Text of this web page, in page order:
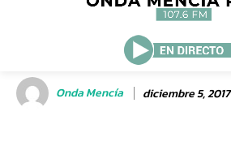
Onda Mencía diciembre 5, 2017